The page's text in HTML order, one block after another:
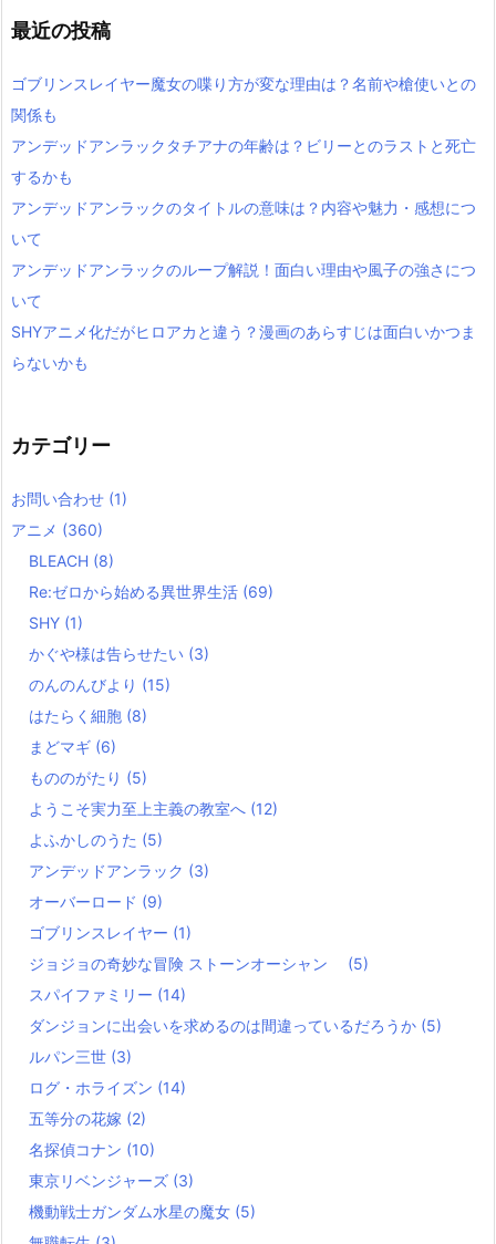
最近の投稿
ゴブリンスレイヤー魔女の喋り方が変な理由は？名前や槍使いとの
関係も
アンデッドアンラックタチアナの年齢は？ビリーとのラストと死亡
するかも
アンデッドアンラックのタイトルの意味は？内容や魅力・感想につ
いて
アンデッドアンラックのループ解説！面白い理由や風子の強さにつ
いて
SHYアニメ化だがヒロアカと違う？漫画のあらすじは面白いかつま
らないかも
カテゴリー
お問い合わせ (1)
アニメ (360)
BLEACH (8)
Re:ゼロから始める異世界生活 (69)
SHY (1)
かぐや様は告らせたい (3)
のんのんびより (15)
はたらく細胞 (8)
まどマギ (6)
もののがたり (5)
ようこそ実力至上主義の教室へ (12)
よふかしのうた (5)
アンデッドアンラック (3)
オーバーロード (9)
ゴブリンスレイヤー (1)
ジョジョの奇妙な冒険 ストーンオーシャン (5)
スパイファミリー (14)
ダンジョンに出会いを求めるのは間違っているだろうか (5)
ルパン三世 (3)
ログ・ホライズン (14)
五等分の花嫁 (2)
名探偵コナン (10)
東京リベンジャーズ (3)
機動戦士ガンダム水星の魔女 (5)